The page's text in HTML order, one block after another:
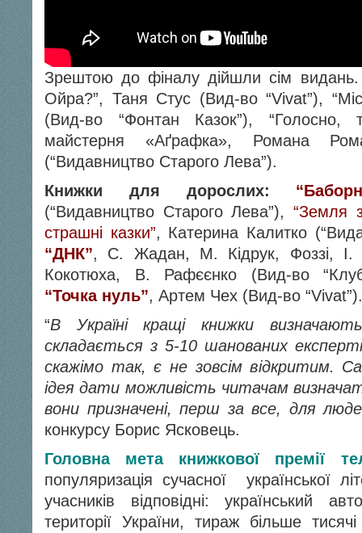
Зрештою до фіналу дійшли сім
Ойра?”, Таня Стус (Вид-во “Vivat”),
(Вид-во “Фонтан Казок”), “Голосно,
майстерня «Аґрафка», Романа
(“Видавництво Старого Лева”).
Книжки для дорослих:
(“Видавництво Старого Лева”), “Земля
страшні казки”, Катерина Калитко
“ДНК”, С. Жадан, М. Кідрук, Фоззі,
Кокотюха, В. Рафєєнко (Вид-во
“Точка нуль”, Артем Чех (Вид-во “Vivat”).
“В Україні кращі книжки
складається з 5-10 шанованих
скажімо так, є не зовсім відкритим.
ідея дати можливість читачам
вони призначені, перш за все, для
конкурсу Борис Ясковець.
Головна мета книжкової премії
популяризація сучасної української
учасників відповідні: український
території України, тираж більше